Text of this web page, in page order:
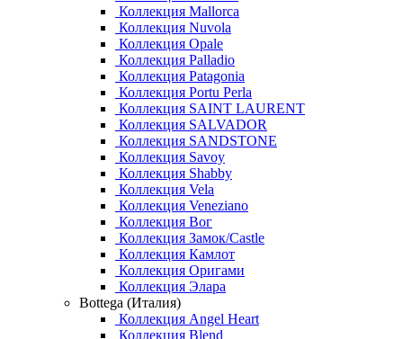
Коллекция Mallorca
Коллекция Nuvola
Коллекция Opale
Коллекция Palladio
Коллекция Patagonia
Коллекция Portu Perla
Коллекция SAINT LAURENT
Коллекция SALVADOR
Коллекция SANDSTONE
Коллекция Savoy
Коллекция Shabby
Коллекция Vela
Коллекция Veneziano
Коллекция Вог
Коллекция Замок/Castle
Коллекция Камлот
Коллекция Оригами
Коллекция Элара
Bottega (Италия)
Коллекция Angel Heart
Коллекция Blend